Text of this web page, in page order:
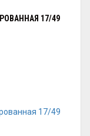
17/49